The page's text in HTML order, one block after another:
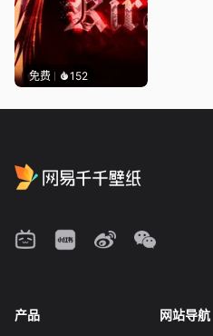
免费 152
产品 网站导航